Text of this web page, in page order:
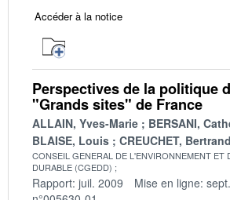
Accéder à la notice
Perspectives de la politique
"Grands sites" de France
ALLAIN, Yves-Marie
BERSANI,
BLAISE, Louis
CREUCHET, Bertrand
CONSEIL GENERAL DE L'ENVIRONNEMENT ET
DURABLE (CGEDD)
Rapport: juil. 2009 Mise en ligne: